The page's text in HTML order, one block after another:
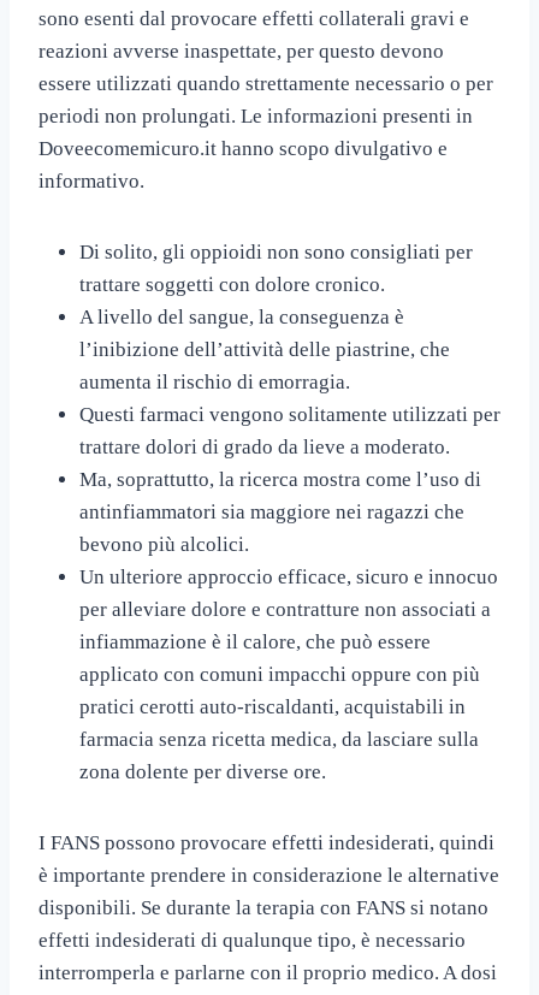
sono esenti dal provocare effetti collaterali gravi e
reazioni avverse inaspettate, per questo devono
essere utilizzati quando strettamente necessario o per
periodi non prolungati. Le informazioni presenti in
Doveecomemicuro.it hanno scopo divulgativo e
informativo.
Di solito, gli oppioidi non sono consigliati per
trattare soggetti con dolore cronico.
A livello del sangue, la conseguenza è
l’inibizione dell’attività delle piastrine, che
aumenta il rischio di emorragia.
Questi farmaci vengono solitamente utilizzati per
trattare dolori di grado da lieve a moderato.
Ma, soprattutto, la ricerca mostra come l’uso di
antinfiammatori sia maggiore nei ragazzi che
bevono più alcolici.
Un ulteriore approccio efficace, sicuro e innocuo
per alleviare dolore e contratture non associati a
infiammazione è il calore, che può essere
applicato con comuni impacchi oppure con più
pratici cerotti auto-riscaldanti, acquistabili in
farmacia senza ricetta medica, da lasciare sulla
zona dolente per diverse ore.
I FANS possono provocare effetti indesiderati, quindi
è importante prendere in considerazione le alternative
disponibili. Se durante la terapia con FANS si notano
effetti indesiderati di qualunque tipo, è necessario
interromperla e parlarne con il proprio medico. A dosi